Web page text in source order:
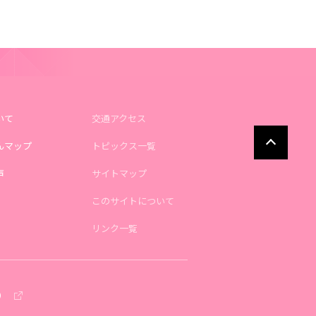
て
マップ
交通アクセス
トピックス一覧
サイトマップ
このサイトについて
リンク一覧